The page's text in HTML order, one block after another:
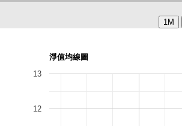
淨值均線圖
12
13